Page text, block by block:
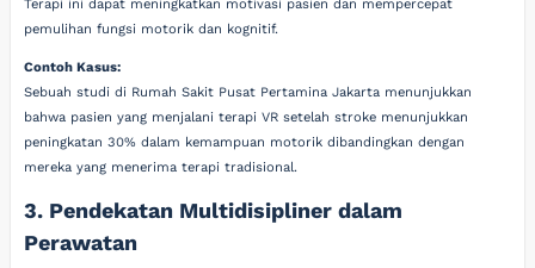
Terapi ini dapat meningkatkan motivasi pasien dan mempercepat
pemulihan fungsi motorik dan kognitif.
Contoh Kasus:
Sebuah studi di Rumah Sakit Pusat Pertamina Jakarta menunjukkan
bahwa pasien yang menjalani terapi VR setelah stroke menunjukkan
peningkatan 30% dalam kemampuan motorik dibandingkan dengan
mereka yang menerima terapi tradisional.
3. Pendekatan Multidisipliner dalam
Perawatan